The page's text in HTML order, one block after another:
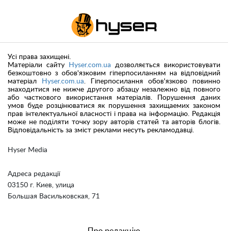
Hyser Media
Адреса редакції
03150 г. Киев, улица
Большая Васильковская, 71
Усі права захищені.
Матеріали сайту
Hyser.com.ua дозволяється використовувати
безкоштовно з обов'язковим гіперпосиланням на відповідний
матеріал
Hyser.com.ua . Гіперпосилання обов'язково повинно
знаходитися не нижче другого абзацу незалежно від повного
або часткового використання матеріалів. Порушення даних
умов буде розцінюватися як порушення захищаемих законом
прав інтелектуальної власності і права на інформацію. Редакція
може не поділяти точку зору авторів статей та авторів блогів.
Відповідальність за зміст реклами несуть рекламодавці.